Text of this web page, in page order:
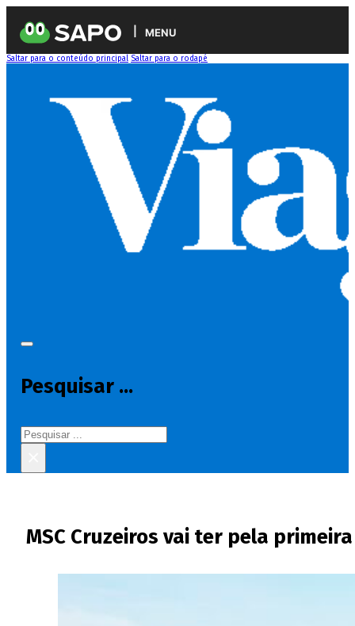
MENU
Saltar para o conteúdo principal Saltar para o rodapé
Pesquisar ...
Pesquisar
MSC Cruzeiros vai ter pela